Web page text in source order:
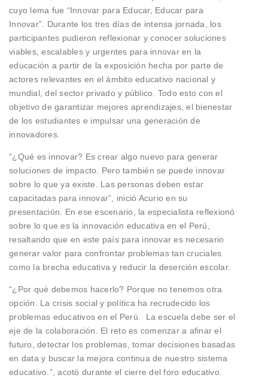
cuyo lema fue “Innovar para Educar, Educar para
Innovar”. Durante los tres días de intensa jornada, los
participantes pudieron reflexionar y conocer soluciones
viables, escalables y urgentes para innovar en la
educación a partir de la exposición hecha por parte de
actores relevantes en el ámbito educativo nacional y
mundial, del sector privado y público. Todo esto con el
objetivo de garantizar mejores aprendizajes, el bienestar
de los estudiantes e impulsar una generación de
innovadores.
“¿Qué es innovar? Es crear algo nuevo para generar
soluciones de impacto. Pero también se puede innovar
sobre lo que ya existe. Las personas deben estar
capacitadas para innovar”, inició Acurio en su
presentación. En ese escenario, la especialista reflexionó
sobre lo que es la innovación educativa en el Perú,
resaltando que en este país para innovar es necesario
generar valor para confrontar problemas tan cruciales
como la brecha educativa y reducir la deserción escolar.
“¿Por qué debemos hacerlo? Porque no tenemos otra
opción. La crisis social y política ha recrudecido los
problemas educativos en el Perú. La escuela debe ser el
eje de la colaboración. El reto es comenzar a afinar el
futuro, detectar los problemas, tomar decisiones basadas
en data y buscar la mejora continua de nuestro sistema
educativo.”, acotó durante el cierre del foro educativo.